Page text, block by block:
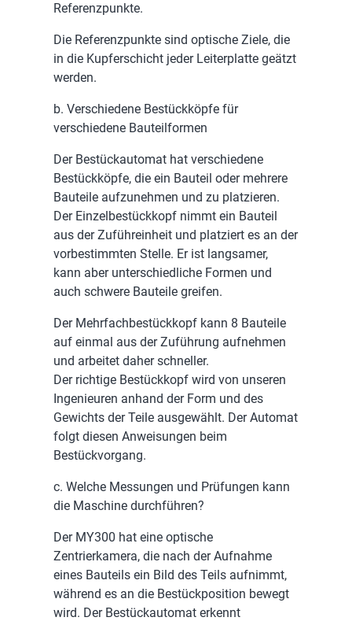
Referenzpunkte.
Die Referenzpunkte sind optische Ziele, die
in die Kupferschicht jeder Leiterplatte geätzt
werden.
b. Verschiedene Bestückköpfe für
verschiedene Bauteilformen
Der Bestückautomat hat verschiedene
Bestückköpfe, die ein Bauteil oder mehrere
Bauteile aufzunehmen und zu platzieren.
Der Einzelbestückkopf nimmt ein Bauteil
aus der Zuführeinheit und platziert es an der
vorbestimmten Stelle. Er ist langsamer,
kann aber unterschiedliche Formen und
auch schwere Bauteile greifen.
Der Mehrfachbestückkopf kann 8 Bauteile
auf einmal aus der Zuführung aufnehmen
und arbeitet daher schneller.
Der richtige Bestückkopf wird von unseren
Ingenieuren anhand der Form und des
Gewichts der Teile ausgewählt. Der Automat
folgt diesen Anweisungen beim
Bestückvorgang.
c. Welche Messungen und Prüfungen kann
die Maschine durchführen?
Der MY300 hat eine optische
Zentrierkamera, die nach der Aufnahme
eines Bauteils ein Bild des Teils aufnimmt,
während es an die Bestückposition bewegt
wird. Der Bestückautomat erkennt